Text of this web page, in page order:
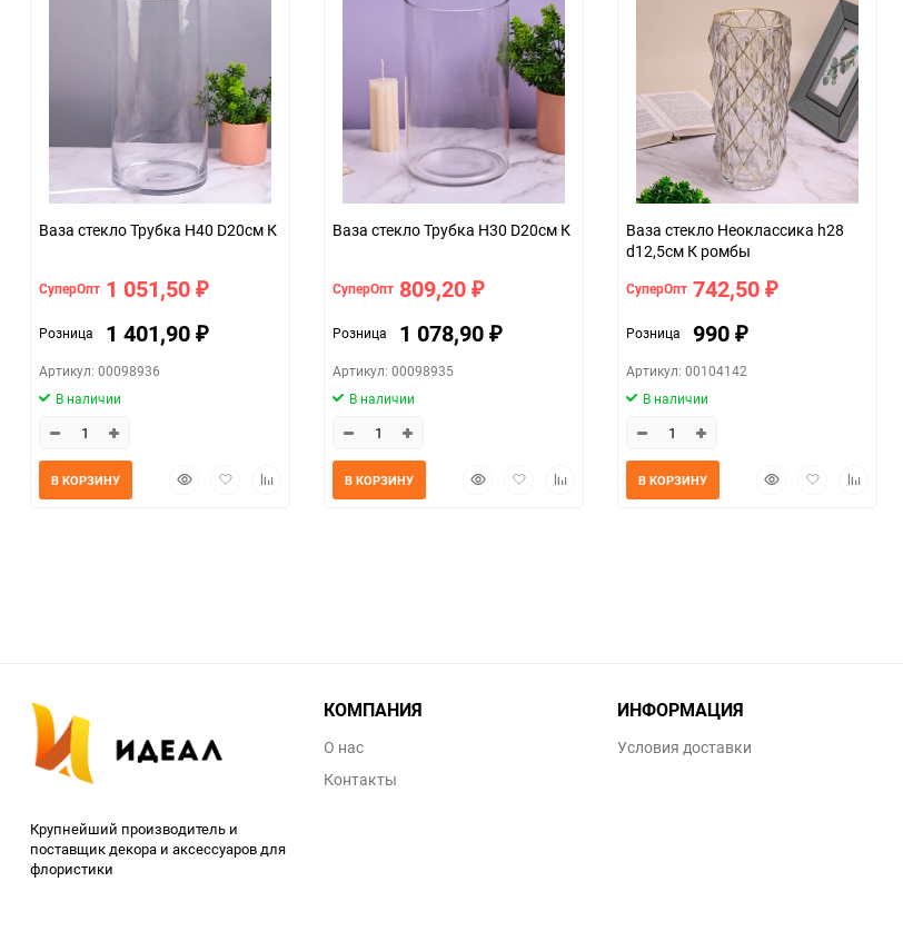
Ваза стекло Трубка H40 D20см К
СуперОпт 1 051,50 ₽
Розница 1 401,90 ₽
Артикул: 00098936
В наличии
БыстрыйДобавитьДобавить
В КОРЗИНУ
Ваза стекло Трубка H30 D20см К
СуперОпт 809,20 ₽
Розница 1 078,90 ₽
Артикул: 00098935
В наличии
БыстрыйДобавитьДобавить
В КОРЗИНУ
Ваза стекло Неоклассика h28
d12,5см К ромбы
СуперОпт 742,50 ₽
Розница 990 ₽
Артикул: 00104142
В наличии
БыстрыйДобавитьДобавить
В КОРЗИНУ
Крупнейший производитель и
поставщик декора и аксессуаров для
флористики
КОМПАНИЯ
О нас
Контакты
ИНФОРМАЦИЯ
Условия доставки